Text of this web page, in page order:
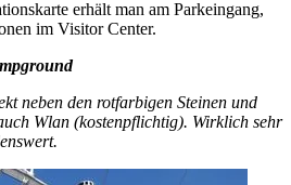
erhält man am Parkeingang,
im Visitor Center.
neben den rotfarbigen Steinen und
Wlan (kostenpflichtig). Wirklich sehr